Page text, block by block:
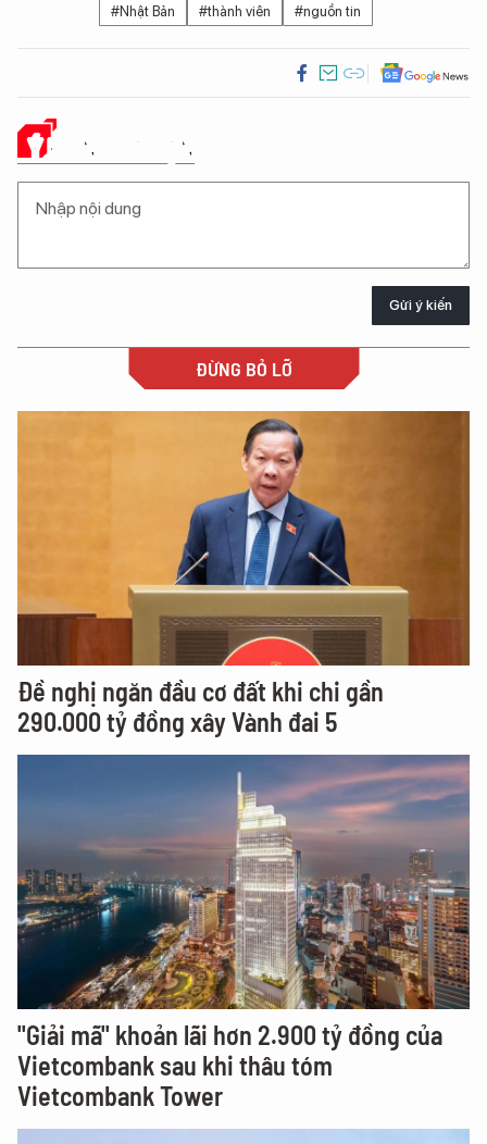
#Nhật Bản #thành viên #nguồn tin
Ý KIẾN CỦA BẠN
Gửi ý kiến
ĐỪNG BỎ LỠ
Đề nghị ngăn đầu cơ đất khi chi gần
290.000 tỷ đồng xây Vành đai 5
"Giải mã" khoản lãi hơn 2.900 tỷ đồng của
Vietcombank sau khi thâu tóm
Vietcombank Tower